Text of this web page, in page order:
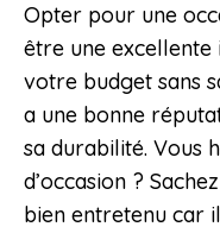
Opter pour une
être une excellente
votre budget sans
a une bonne
sa durabilité. Vous
d’occasion ?
bien entretenu car